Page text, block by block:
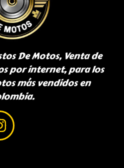
De Motos, Venta de
por internet, para los
más vendidos en